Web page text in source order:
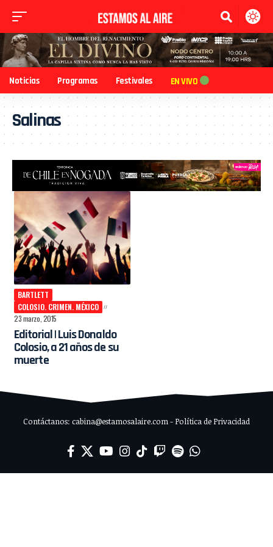
Noticias Programas Festivales EN VIVO
Salinas
BARTLETT
COLOSIO. CRIMEN. MÉXICO
23 marzo, 2015
Editorial | Luis Donaldo
Colosio, a 21 años de su
muerte
Contáctanos: cabina@estamosalaire.com - Política de Privacidad